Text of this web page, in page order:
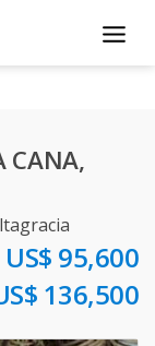
CANA,
US$ 95,600
136,500